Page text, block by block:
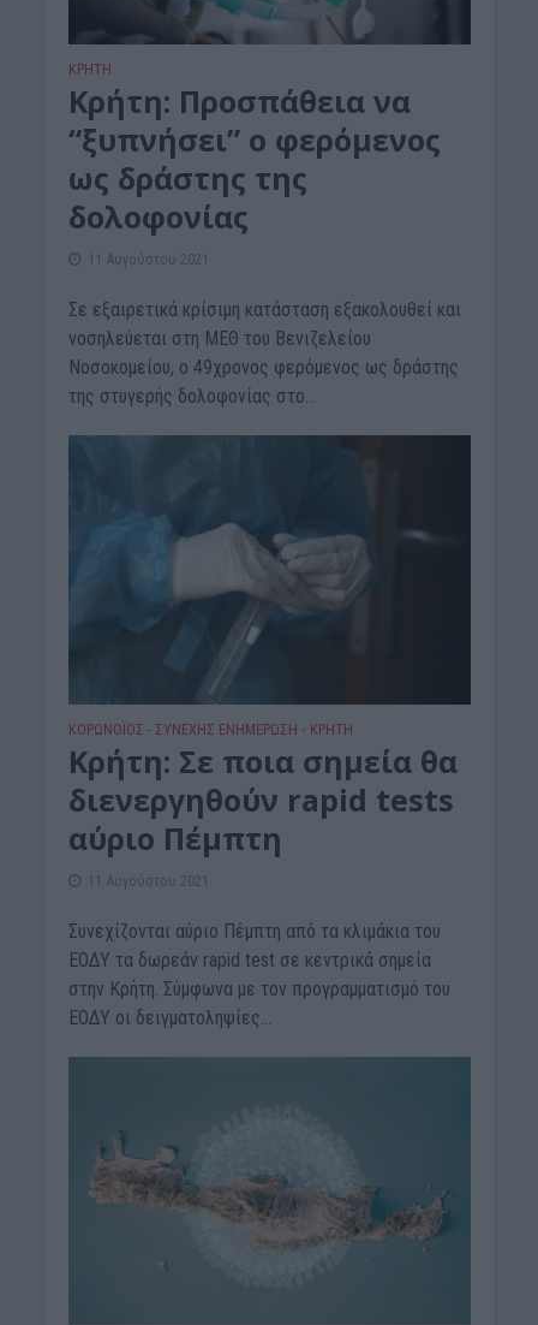
ΚΡΗΤΗ
Kρήτη: Προσπάθεια να
“ξυπνήσει” ο φερόμενος
ως δράστης της
δολοφονίας
11 Αυγούστου 2021
Σε εξαιρετικά κρίσιμη κατάσταση εξακολουθεί και
νοσηλεύεται στη ΜΕΘ του Βενιζελείου
Νοσοκομείου, ο 49χρονος φερόμενος ως δράστης
της στυγερής δολοφονίας στο...
ΚΟΡΩΝΟΪΟΣ - ΣΥΝΕΧΗΣ ΕΝΗΜΕΡΩΣΗ • ΚΡΗΤΗ
Κρήτη: Σε ποια σημεία θα
διενεργηθούν rapid tests
αύριο Πέμπτη
11 Αυγούστου 2021
Συνεχίζονται αύριο Πέμπτη από τα κλιμάκια του
ΕΟΔΥ τα δωρεάν rapid test σε κεντρικά σημεία
στην Κρήτη. Σύμφωνα με τον προγραμματισμό του
ΕΟΔΥ οι δειγματοληψίες...